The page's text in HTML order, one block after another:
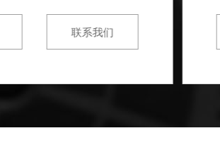
联系我们